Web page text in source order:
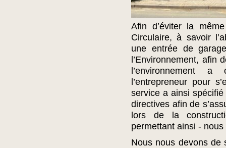
Afin d’éviter la
Circulaire, à savoir
une entrée de
l’Environnement, afin
l’environnement
l’entrepreneur pour
service a ainsi
directives afin de
lors de la
permettant ainsi -
Nous nous devons de